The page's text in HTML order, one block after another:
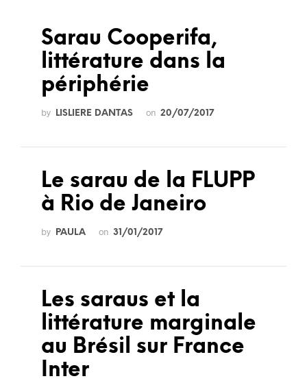
Sarau Cooperifa,
littérature dans la
périphérie
by LISLIERE DANTAS on 20/07/2017
Le sarau de la FLUPP
à Rio de Janeiro
by PAULA on 31/01/2017
Les saraus et la
littérature marginale
au Brésil sur France
Inter